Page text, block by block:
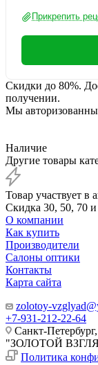
Прикрепить
Скидки до 80%.
получении.
Мы
Наличие
Другие товары
Товар участвует в
Скидка 30, 50, 70
О компании
Как купить
Производители
Салоны оптики
Контакты
Карта сайта
zolotoy-
+7-931-212-22-64
Санкт-
"ЗОЛОТОЙ
Политика